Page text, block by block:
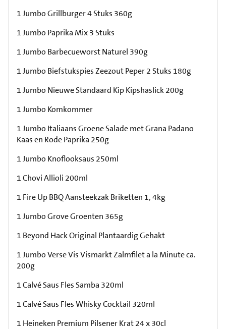
1 Jumbo Grillburger 4 Stuks 360g
1 Jumbo Paprika Mix 3 Stuks
1 Jumbo Barbecueworst Naturel 390g
1 Jumbo Biefstukspies Zeezout Peper 2 Stuks 180g
1 Jumbo Nieuwe Standaard Kip Kipshaslick 200g
1 Jumbo Komkommer
1 Jumbo Italiaans Groene Salade met Grana Padano
Kaas en Rode Paprika 250g
1 Jumbo Knoflooksaus 250ml
1 Chovi Allioli 200ml
1 Fire Up BBQ Aansteekzak Briketten 1, 4kg
1 Jumbo Grove Groenten 365g
1 Beyond Hack Original Plantaardig Gehakt
1 Jumbo Verse Vis Vismarkt Zalmfilet a la Minute ca.
200g
1 Calvé Saus Fles Samba 320ml
1 Calvé Saus Fles Whisky Cocktail 320ml
1 Heineken Premium Pilsener Krat 24 x 30cl